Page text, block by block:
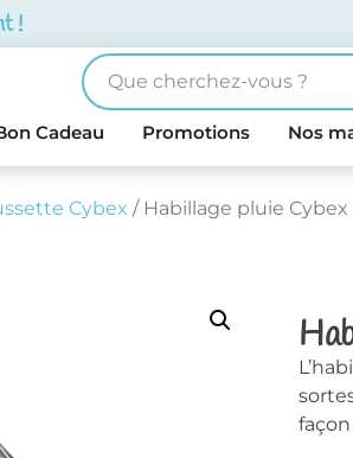
!
Cadeau Promotions Nos
Cybex / Habillage pluie Cybex